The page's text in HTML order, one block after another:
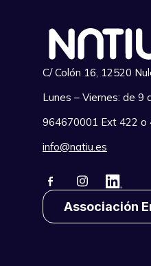
C/ Colón 16, 12520
Lunes – Viernes: de 9
964670001 Ext 422 o
info@natiu.es
Associación